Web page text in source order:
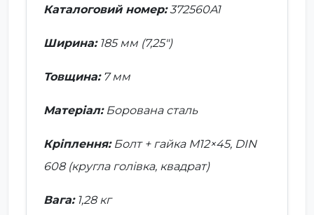
Каталоговий номер:372560A1
Ширина:185 мм (7,25")
Товщина:7 мм
Матеріал:Борована сталь
Кріплення:Болт + гайка М12×45, DIN
608 (кругла голівка, квадрат)
Вага:1,28 кг